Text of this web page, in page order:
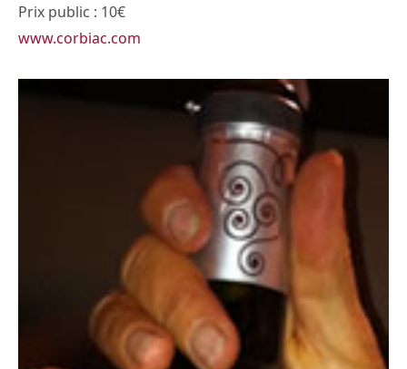
Prix public : 10€
www.corbiac.com